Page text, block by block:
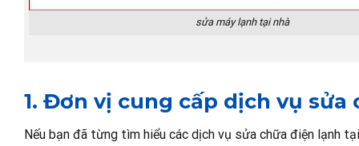
sửa máy lạnh tại nhà
1. Đơn vị cung cấp dịch vụ
Nếu bạn đã từng tìm hiểu các dịch vụ sửa chữa điện lạnh